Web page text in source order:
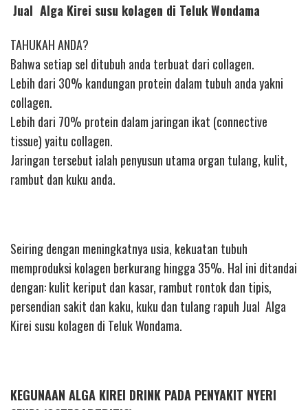
Jual Alga Kirei susu kolagen di Teluk Wondama
TAHUKAH ANDA?
Bahwa setiap sel ditubuh anda terbuat dari collagen.
Lebih dari 30% kandungan protein dalam tubuh anda yakni
collagen.
Lebih dari 70% protein dalam jaringan ikat (connective
tissue) yaitu collagen.
Jaringan tersebut ialah penyusun utama organ tulang, kulit,
rambut dan kuku anda.
Seiring dengan meningkatnya usia, kekuatan tubuh
memproduksi kolagen berkurang hingga 35%. Hal ini ditandai
dengan: kulit keriput dan kasar, rambut rontok dan tipis,
persendian sakit dan kaku, kuku dan tulang rapuh Jual Alga
Kirei susu kolagen di Teluk Wondama.
KEGUNAAN ALGA KIREI DRINK PADA PENYAKIT NYERI